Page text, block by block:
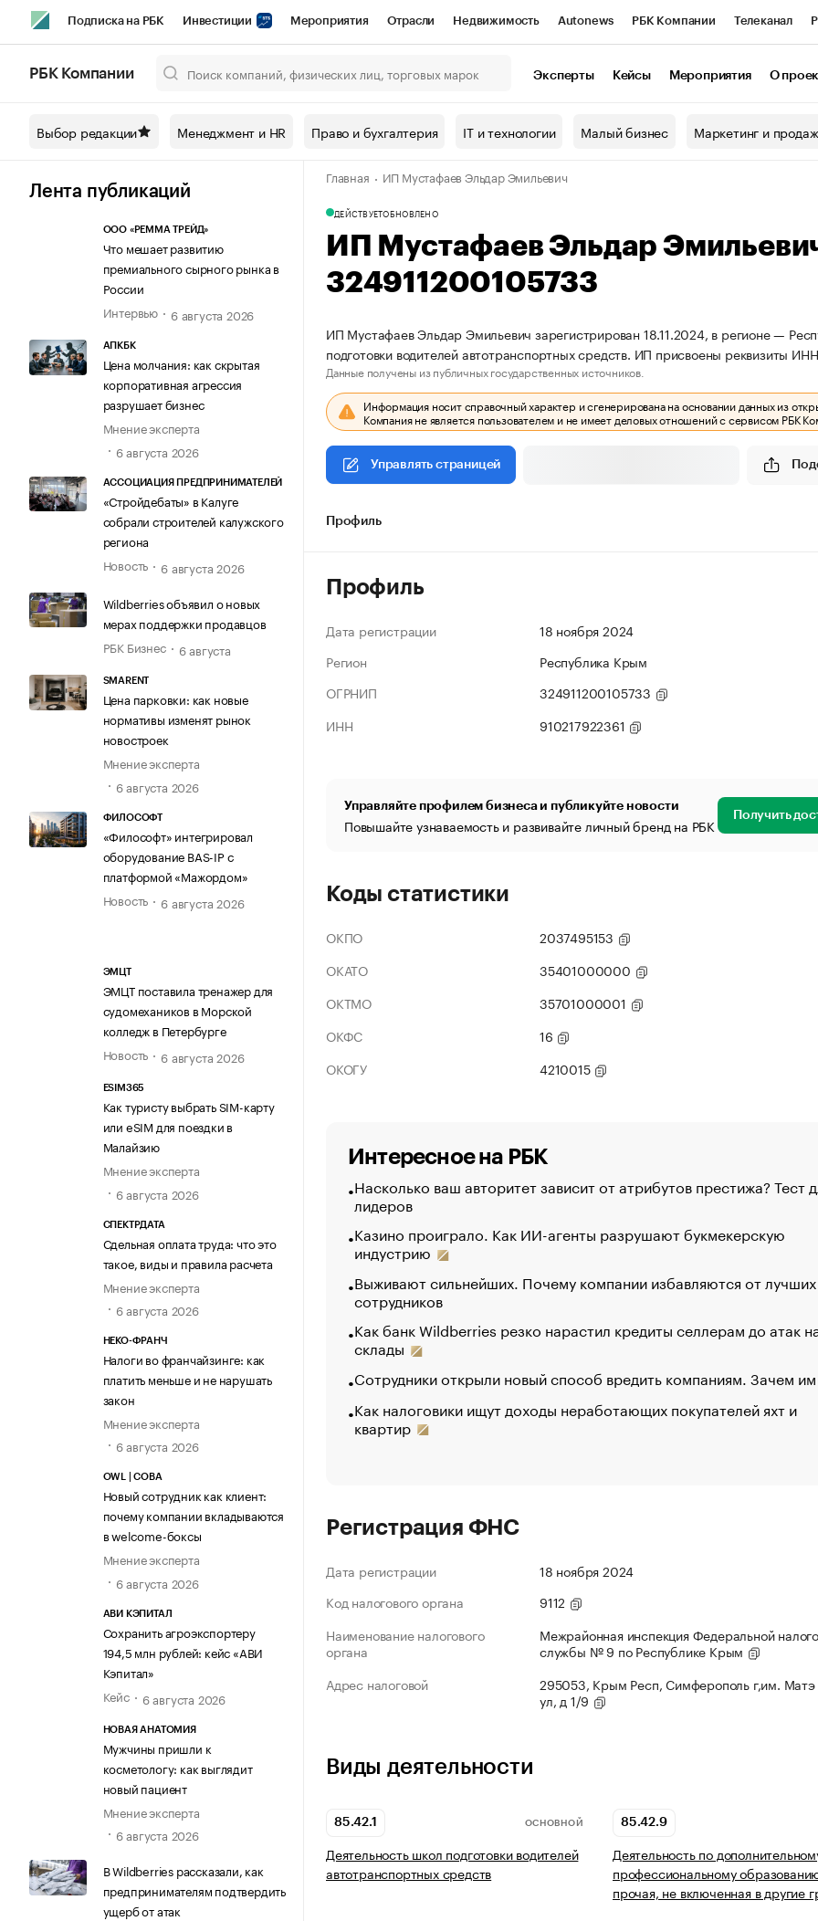
Подписка на РБК Инвестиции Мероприятия Отрасли Недвижимость Autonews РБК Компании Телеканал
Спецпроекты СПб Конференции СПб Спецпроекты Проверка контрагентов
Технологии и медиа Рынок наличной валюты
РБК Компании Эксперты Кейсы Мероприятия О
Выбор редакции Менеджмент и HR Право и бухгалтерия IT и технологии Малый бизнес Маркетинг и
Лента публикаций
ООО «РЕММА ТРЕЙД»
Что мешает развитию
премиального сырного рынка в
России
Интервью
6 августа 2026
АПКБК
Цена молчания: как скрытая
корпоративная агрессия
разрушает бизнес
Мнение эксперта
6 августа 2026
АССОЦИАЦИЯ ПРЕДПРИНИМАТЕЛЕЙ
«Стройдебаты» в Калуге
собрали строителей калужского
региона
Новость
6 августа 2026
Wildberries объявил о новых
мерах поддержки продавцов
РБК Бизнес
6 августа
SMARENT
Цена парковки: как новые
нормативы изменят рынок
новостроек
Мнение эксперта
6 августа 2026
ФИЛОСОФТ
«Философт» интегрировал
оборудование BAS-IP с
платформой «Мажордом»
Новость
6 августа 2026
ЭМЦТ
ЭМЦТ поставила тренажер для
судомехаников в Морской
колледж в Петербурге
Новость
6 августа 2026
ESIM365
Как туристу выбрать SIM-карту
или eSIM для поездки в
Малайзию
Мнение эксперта
6 августа 2026
СПЕКТРДАТА
Сдельная оплата труда: что это
такое, виды и правила расчета
Мнение эксперта
6 августа 2026
НЕКО-ФРАНЧ
Налоги во франчайзинге: как
платить меньше и не нарушать
закон
Мнение эксперта
6 августа 2026
OWL | СОВА
Новый сотрудник как клиент:
почему компании вкладываются
в welcome-боксы
Мнение эксперта
6 августа 2026
АВИ КЭПИТАЛ
Сохранить агроэкспортеру
194,5 млн рублей: кейс «АВИ
Кэпитал»
Кейс
6 августа 2026
НОВАЯ АНАТОМИЯ
Мужчины пришли к
косметологу: как выглядит
новый пациент
Мнение эксперта
6 августа 2026
В Wildberries рассказали, как
предпринимателям подтвердить
ущерб от атак
Главная ИП Мустафаев Эльдар Эмильевич
ДЕЙСТВУЕТОБНОВЛЕНО
ИП Мустафаев Эльдар
324911200105733
ИП Мустафаев Эльдар Эмильевич зарегистрирован 18.11.2024, в регионе —
подготовки водителей автотранспортных средств. ИП присвоены реквизиты
Данные получены из публичных государственных источников.
Информация носит справочный характер и сгенерирована на основании данных из
Компания не является пользователем и не имеет деловых отношений с сервисом РБК
Управлять страницей
Профиль
Профиль
Дата регистрации
18 ноября 2024
Регион
Республика Крым
ОГРНИП
324911200105733
ИНН
910217922361
Управляйте профилем бизнеса и публикуйте новости
Повышайте узнаваемость и развивайте личный бренд на РБК Получить
Коды статистики
ОКПО
2037495153
ОКАТО
35401000000
ОКТМО
35701000001
ОКФС
16
ОКОГУ
4210015
Интересное на РБК
Насколько ваш авторитет зависит от атрибутов престижа? Тест
лидеров
Казино проиграло. Как ИИ-агенты разрушают букмекерскую
индустрию
Выживают сильнейших. Почему компании избавляются от лучших
сотрудников
Как банк Wildberries резко нарастил кредиты селлерам до атак
склады
Сотрудники открыли новый способ вредить компаниям. Зачем
Как налоговики ищут доходы неработающих покупателей яхт и
квартир
Регистрация ФНС
Дата регистрации
18 ноября 2024
Код налогового органа
9112
Наименование налогового
органа
Межрайонная инспекция Федеральной
службы № 9 по Республике Крым
Адрес налоговой
295053, Крым Респ, Симферополь г,им. Матэ
ул, д 1/9
Виды деятельности
85.42.1 ОСНОВНОЙ
Деятельность школ подготовки водителей
автотранспортных средств
85.42.9
Деятельность по
профессиональному
прочая, не включенная в другие